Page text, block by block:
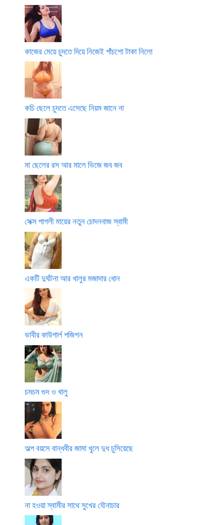
কাজের মেয়ে চুদতে দিয়ে নিজেই পাঁচশো টাকা নিলো
কচি ছেলে চুদতে এসেছে নিয়ম জানে না
মা ছেলের রস আর মালে ভিজে জব জব
সেক্স পাগলী মায়ের নতুন চোদনবাজ স্বামী
একটি দুর্ঘটনা আর খালুর মজাদার ধোন
ভাবীর কাউগার্ল পজিশন
চমচম গুদ ও খালু
অল্প বয়সে বান্ধবীর জামা খুলে দুধ চুসিয়েছে
না হওয়া স্বামীর সাথে সুখের যৌনাচার